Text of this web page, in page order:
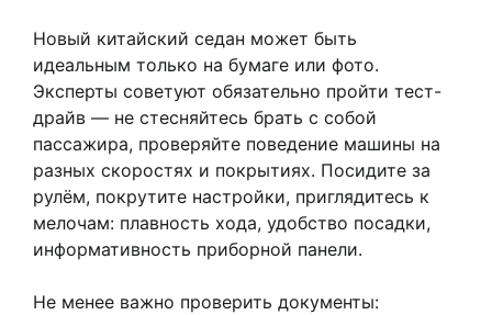
Новый китайский седан может быть
идеальным только на бумаге или фото.
Эксперты советуют обязательно пройти тест-
драйв — не стесняйтесь брать с собой
пассажира, проверяйте поведение машины на
разных скоростях и покрытиях. Посидите за
рулём, покрутите настройки, приглядитесь к
мелочам: плавность хода, удобство посадки,
информативность приборной панели.
Не менее важно проверить документы: